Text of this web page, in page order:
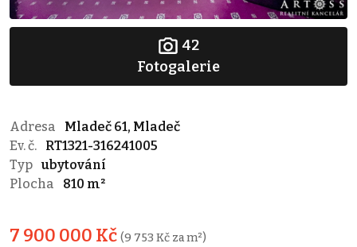
42
Fotogalerie
Adresa
Mladeč 61, Mladeč
Ev. č.
RT1321-316241005
Typ ubytování
Plocha
810 m²
7 900 000 Kč (9 753 Kč za m²)